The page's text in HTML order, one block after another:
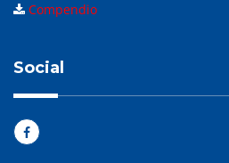
Compendio
Social